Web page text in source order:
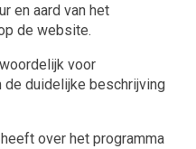
en aard van het
de website.
voor
de duidelijke beschrijving
over het programma